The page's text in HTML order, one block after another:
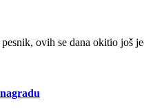
ovih se dana okitio još